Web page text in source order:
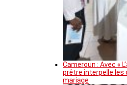
Cameroun : Avec «
prêtre interpelle les
mariage